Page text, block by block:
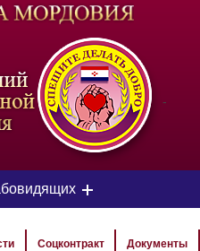
-
СХЕМА
Соцконтракт Документы